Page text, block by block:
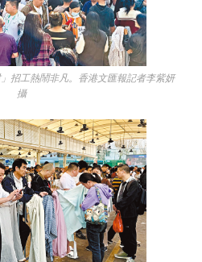
招工熱鬧非凡。香港文匯報記者李紫妍
攝